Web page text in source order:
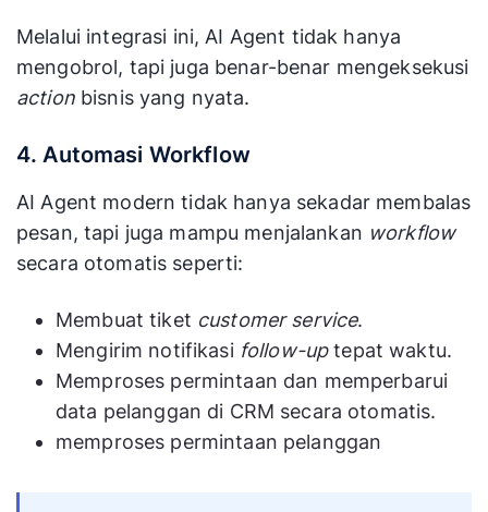
Melalui integrasi ini, AI Agent tidak hanya
mengobrol, tapi juga benar-benar mengeksekusi
actionbisnis yang nyata.
4. Automasi Workflow
AI Agent modern tidak hanya sekadar membalas
pesan, tapi juga mampu menjalankan workflow
secara otomatis seperti:
Membuat tiket customer service.
Mengirim notifikasi follow-uptepat waktu.
Memproses permintaan dan memperbarui
data pelanggan di CRM secara otomatis.
memproses permintaan pelanggan